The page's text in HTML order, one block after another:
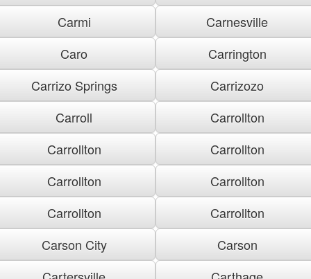
Carmi
Carnesville
Caro
Carrington
Carrizo Springs
Carrizozo
Carroll
Carrollton
Carrollton
Carrollton
Carrollton
Carrollton
Carrollton
Carrollton
Carson City
Carson